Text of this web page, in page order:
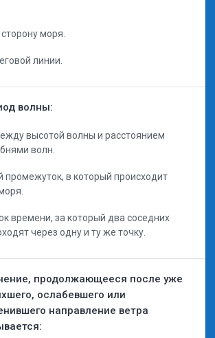
моря.
линии.
волны:
высотой волны и расстоянием
волн.
промежуток, в который происходит
времени, за который два соседних
через одну и ту же точку.
продолжающееся после уже
ослабевшего или
направление ветра